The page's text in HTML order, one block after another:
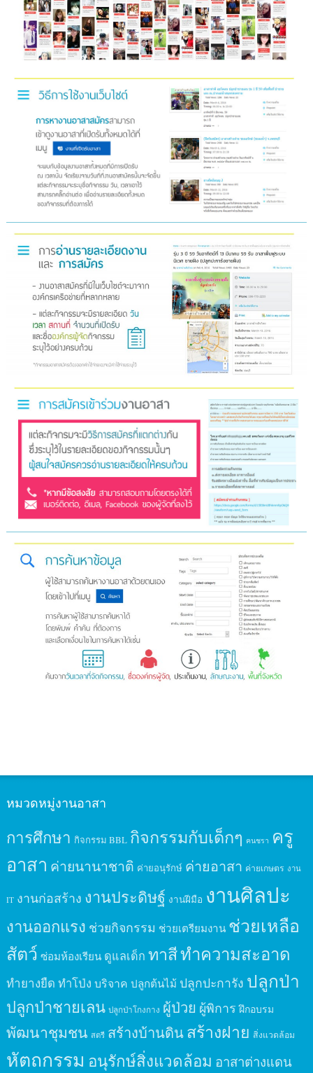
หมวดหมู่งานอาสา
การศึกษา กิจกรรม BBL กิจกรรมกับเด็กๆ คนชรา ครู
อาสา ค่ายนานาชาติ ค่ายอนุรักษ์ ค่ายอาสา ค่ายเกษตร งาน
IT งานก่อสร้าง งานประดิษฐ์ งานฝีมือ งานศิลปะ
งานออกแรง ช่วยกิจกรรม ช่วยเตรียมงาน ช่วยเหลือ
สัตว์ ซ่อมห้องเรียน ดูแลเด็ก ทาสีทำความสะอาด
ทำยางยืด ทำโป่ง บริจาค ปลูกต้นไม้ ปลูกปะการัง ปลูกป่า
ปลูกป่าชายเลน ปลูกป่าโกงกาง ผู้ป่วย ผู้พิการ ฝึกอบรม
พัฒนาชุมชน สตรี สร้างบ้านดินสร้างฝาย สิ่งแวดล้อม
หัตถกรรม อนุรักษ์สิ่งแวดล้อม อาสาต่างแดน